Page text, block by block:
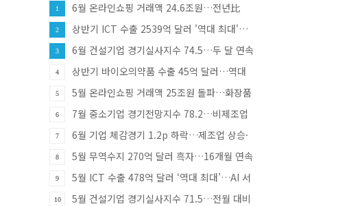
1
6월 온라인쇼핑 거래액 24.6조원…전년比
10.7%↑
2
상반기 ICT 수출 2539억 달러 '역대 최대'…
반도체·SSD 견인
3
6월 건설기업 경기실사지수 74.5…두 달 연속
상승
4
상반기 바이오의약품 수출 45억 달러…역대
최대
5
5월 온라인쇼핑 거래액 25조원 돌파…화장품
·식품 소비 증가 견인
6
7월 중소기업 경기전망지수 78.2…비제조업
부진에 한 달 만에 하락 전환
7
6월 기업 체감경기 1.2p 하락…제조업 상승·
비제조업 부진
8
5월 무역수지 270억 달러 흑자…16개월 연속
흑자 행진
9
5월 ICT 수출 478억 달러 ‘역대 최대’…AI 서
버 투자에 반도체 호조
10
5월 건설기업 경기실사지수 71.5…전월 대비